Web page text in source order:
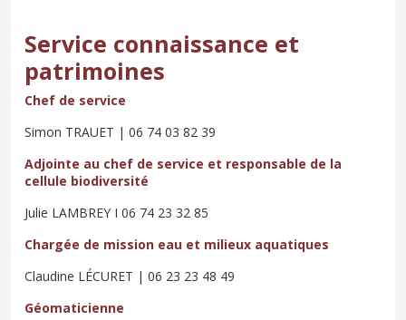
Service connaissance et
patrimoines
Chef de service
Simon TRAUET | 06 74 03 82 39
Adjointe au chef de service et responsable de la
cellule biodiversité
Julie LAMBREY I 06 74 23 32 85
Chargée de mission eau et milieux aquatiques
Claudine LÉCURET | 06 23 23 48 49
Géomaticienne